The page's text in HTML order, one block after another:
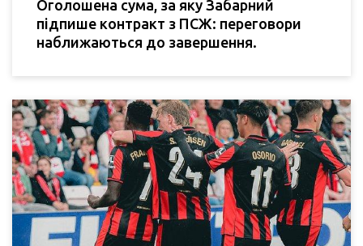
Оголошена сума, за яку Забарний
підпише контракт з ПСЖ: переговори
наближаються до завершення.